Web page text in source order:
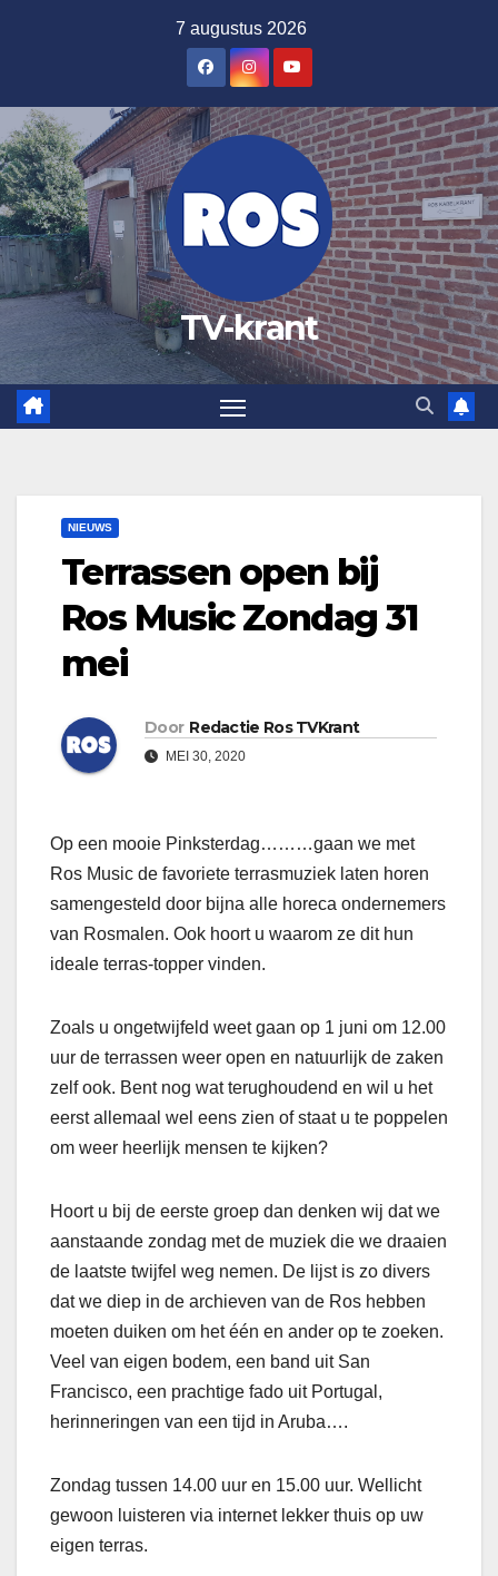
inhoud
7 augustus 2026
TV-krant
NIEUWS
Terrassen open bij
Ros Music Zondag 31
mei
Door Redactie Ros TVKrant
MEI 30, 2020
Op een mooie Pinksterdag………gaan we met
Ros Music de favoriete terrasmuziek laten horen
samengesteld door bijna alle horeca ondernemers
van Rosmalen. Ook hoort u waarom ze dit hun
ideale terras-topper vinden.
Zoals u ongetwijfeld weet gaan op 1 juni om 12.00
uur de terrassen weer open en natuurlijk de zaken
zelf ook. Bent nog wat terughoudend en wil u het
eerst allemaal wel eens zien of staat u te poppelen
om weer heerlijk mensen te kijken?
Hoort u bij de eerste groep dan denken wij dat we
aanstaande zondag met de muziek die we draaien
de laatste twijfel weg nemen. De lijst is zo divers
dat we diep in de archieven van de Ros hebben
moeten duiken om het één en ander op te zoeken.
Veel van eigen bodem, een band uit San
Francisco, een prachtige fado uit Portugal,
herinneringen van een tijd in Aruba….
Zondag tussen 14.00 uur en 15.00 uur. Wellicht
gewoon luisteren via internet lekker thuis op uw
eigen terras.